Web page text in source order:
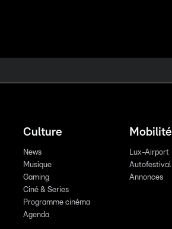
Culture
News
Musique
Gaming
Ciné & Series
Programme cinéma
Agenda
Mobilité
Lux-Airport
Autofestival
Annonces